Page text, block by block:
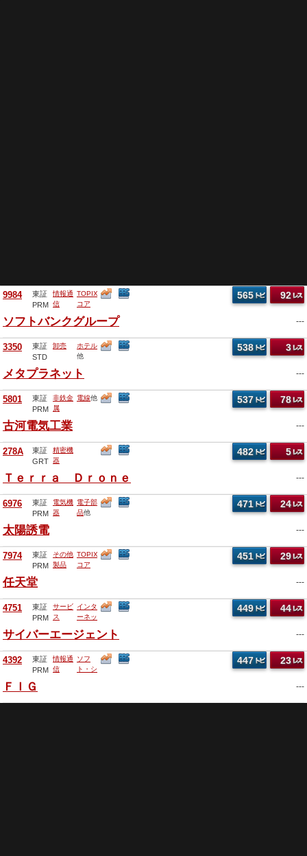
9984
東証
PRM
情報通
信
TOPIX
コア
92
565
ソフトバンクグループ ---
3350
東証
STD
卸売
ホテル
他
3
538
メタプラネット ---
5801
東証
PRM
非鉄金
属
電線他 78
537
古河電気工業 ---
278A
東証
GRT
精密機
器
5
482
Ｔｅｒｒａ Ｄｒｏｎｅ ---
6976
東証
PRM
電気機
器
電子部
品他
24
471
太陽誘電 ---
7974
東証
PRM
その他
製品
TOPIX
コア
29
451
任天堂 ---
4751
東証
PRM
サービ
ス
インタ
ーネッ
他
44
449
サイバーエージェント ---
4392
東証
PRM
情報通
信
ソフ
ト・シ
23
447
ＦＩＧ ---